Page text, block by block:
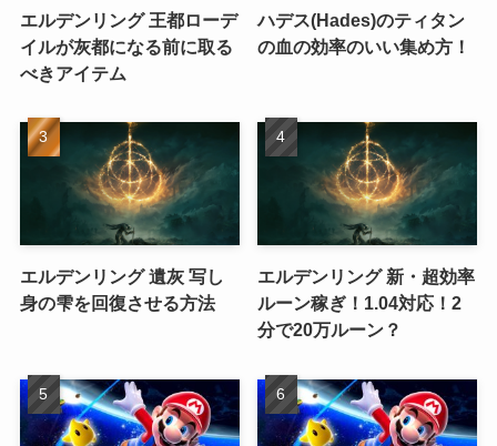
エルデンリング 王都ローデ
イルが灰都になる前に取る
べきアイテム
ハデス(Hades)のティタン
の血の効率のいい集め方！
エルデンリング 遺灰 写し
身の雫を回復させる方法
エルデンリング 新・超効率
ルーン稼ぎ！1.04対応！2
分で20万ルーン？